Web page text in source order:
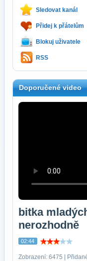
Sledovat kanál
Přidej k přátelům
Blokuj uživatele
RSS
Doporučené video
bitka
nerozhodně
02:44
Zobrazení: 6475 |